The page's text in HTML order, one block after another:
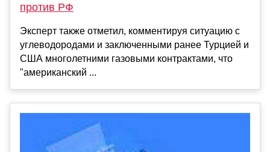
против РФ
Эксперт также отметил, комментируя ситуацию с
углеводородами и заключенными ранее Турцией и
США многолетними газовыми контрактами, что
"американский ...